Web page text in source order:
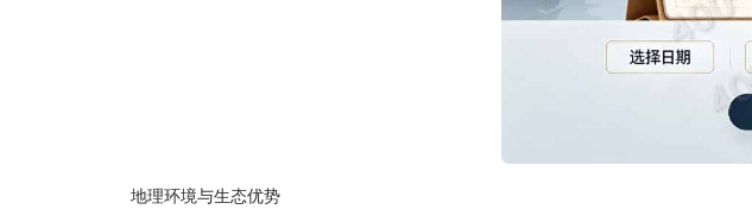
地理环境与生态优势